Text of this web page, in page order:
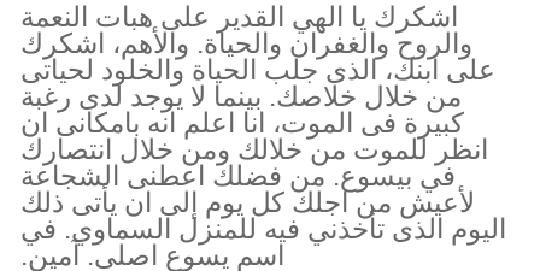
اشكرك يا الهي القدير على هبات النعمة
والروح والغفران والحياة. والأهم، اشكرك
على ابنك، الذى جلب الحياة والخلود لحياتى
من خلال خلاصك. بينما لا يوجد لدى رغبة
كبيرة فى الموت، انا اعلم انه بامكانى ان
انظر للموت من خلالك ومن خلال انتصارك
في بيسوع. من فضلك اعطنى الشجاعة
لأعيش من اجلك كل يوم إلى ان يأتى ذلك
اليوم الذى تأخذني فيه للمنزل السماوي. في
اسم يسوع اصلى. آمين.